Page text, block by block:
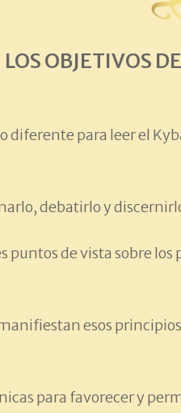
LOS OBJETIVOS
diferente para leer el
debatirlo y
de vista sobre
esos
para favorecer y